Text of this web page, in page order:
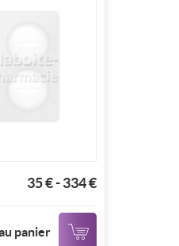
35 € - 334 €
panier